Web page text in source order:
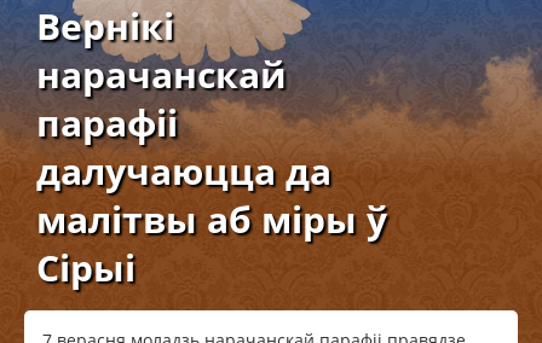
Вернікі
нарачанскай
парафіі
далучаюцца да
малітвы аб міры ў
Сірыі